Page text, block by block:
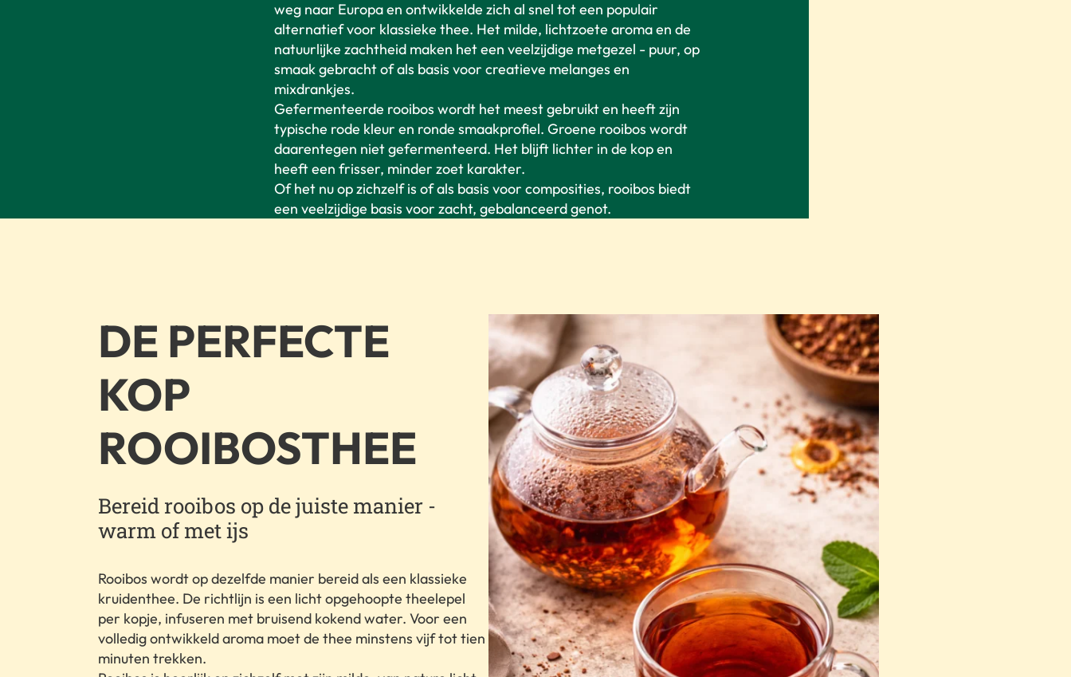
weg naar Europa en ontwikkelde zich al snel tot een populair
alternatief voor klassieke thee. Het milde, lichtzoete aroma en de
natuurlijke zachtheid maken het een veelzijdige metgezel - puur, op
smaak gebracht of als basis voor creatieve melanges en
mixdrankjes.
Gefermenteerde rooibos wordt het meest gebruikt en heeft zijn
typische rode kleur en ronde smaakprofiel. Groene rooibos wordt
daarentegen niet gefermenteerd. Het blijft lichter in de kop en
heeft een frisser, minder zoet karakter.
Of het nu op zichzelf is of als basis voor composities, rooibos biedt
een veelzijdige basis voor zacht, gebalanceerd genot.
DE PERFECTE
KOP
ROOIBOSTHEE
Bereid rooibos op de juiste manier -
warm of met ijs
Rooibos wordt op dezelfde manier bereid als een klassieke
kruidenthee. De richtlijn is een licht opgehoopte theelepel
per kopje, infuseren met bruisend kokend water. Voor een
volledig ontwikkeld aroma moet de thee minstens vijf tot tien
minuten trekken.